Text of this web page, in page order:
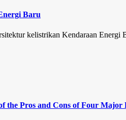
Baru
kelistrikan Kendaraan Energi
the Pros and Cons of Four